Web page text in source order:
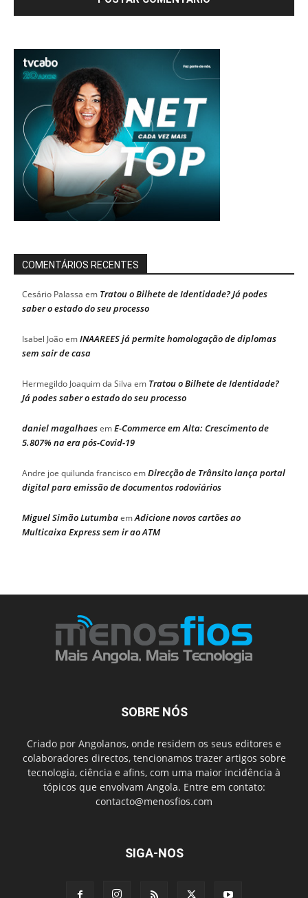
COMENTÁRIOS RECENTES
Cesário Palassa em Tratou o Bilhete de Identidade? Já podes
saber o estado do seu processo
Isabel JoãoemINAAREES já permite homologação de diplomas
sem sair de casa
Hermegildo Joaquim da Silva em Tratou o Bilhete de Identidade?
Já podes saber o estado do seu processo
daniel magalhaesemE-Commerce em Alta: Crescimento de
5.807% na era pós-Covid-19
Andre joe quilunda franciscoemDirecção de Trânsito lança portal
digital para emissão de documentos rodoviários
Miguel Simão LutumbaemAdicione novos cartões ao
Multicaixa Express sem ir ao ATM
SOBRE NÓS
Criado por Angolanos, onde residem os seus editores e
colaboradores directos, tencionamos trazer artigos sobre
tecnologia, ciência e afins, com uma maior incidência à
tópicos que envolvam Angola. Entre em contato:
contacto@menosfios.com
SIGA-NOS